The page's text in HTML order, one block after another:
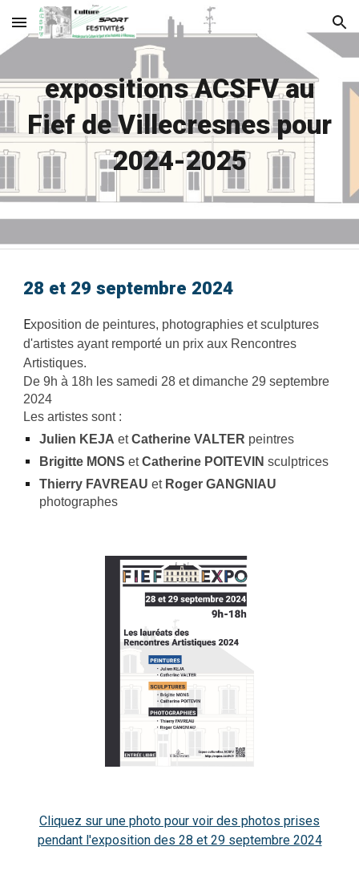
Skip to main content Skip to navigation
expositions ACSFV au
Fief de Villecresnes pour
2024-2025
28 et 29 septembre 2024
Exposition de peintures, photographies et sculptures
d'artistes ayant remporté un prix aux Rencontres
Artistiques.
De 9h à 18h les samedi 28 et dimanche 29 septembre
2024
Les artistes sont :
Julien KEJA etCatherine VALTER peintres
Brigitte MONS etCatherine POITEVIN sculptrices
Thierry FAVREAU et Roger GANGNIAU
photographes
Cliquez sur une photo pour voir des photos prises
pendant l'exposition des 28 et 29 septembre 2024